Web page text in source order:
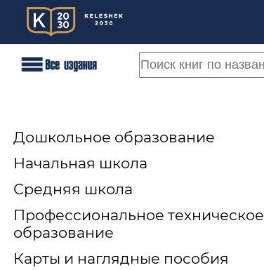
Дошкольное образование
Начальная школа
Средняя школа
Профессиональное техническое
образование
Карты и наглядные пособия